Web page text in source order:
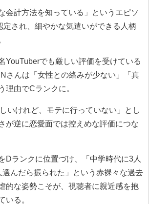
会計方法を知っている」というエピソ
定され、細やかな気遣いができる人柄
YouTuberでも厳しい評価を受けている
さんは「女性との絡みが少ない」「真
理由でCランクに。
いけれど、モテに行っていない」とし
が逆に恋愛面では控えめな評価につな
Dランクに位置づけ、「中学時代に3人
んだら振られた」という赤裸々な過去
的な姿勢こそが、視聴者に親近感を抱
いる。